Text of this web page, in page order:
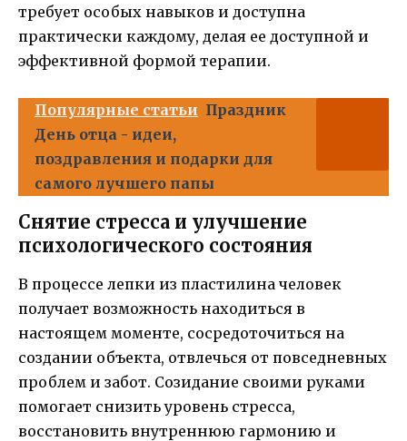
требует особых навыков и доступна
практически каждому, делая ее доступной и
эффективной формой терапии.
Популярные статьи Праздник
День отца - идеи,
поздравления и подарки для
самого лучшего папы
Снятие стресса и улучшение
психологического состояния
В процессе лепки из пластилина человек
получает возможность находиться в
настоящем моменте, сосредоточиться на
создании объекта, отвлечься от повседневных
проблем и забот. Созидание своими руками
помогает снизить уровень стресса,
восстановить внутреннюю гармонию и